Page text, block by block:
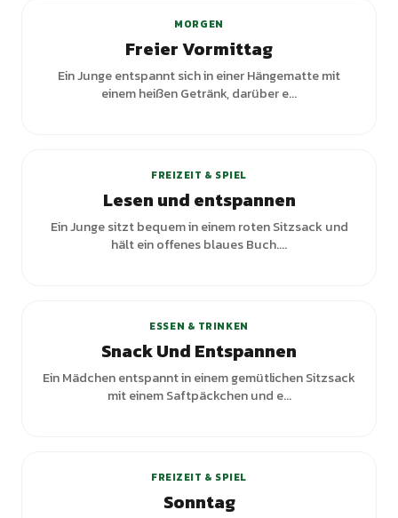
MORGEN
Freier Vormittag
Ein Junge entspannt sich in einer Hängematte mit
einem heißen Getränk, darüber e...
FREIZEIT & SPIEL
Lesen und entspannen
Ein Junge sitzt bequem in einem roten Sitzsack und
hält ein offenes blaues Buch....
ESSEN & TRINKEN
Snack Und Entspannen
Ein Mädchen entspannt in einem gemütlichen Sitzsack
mit einem Saftpäckchen und e...
FREIZEIT & SPIEL
Sonntag